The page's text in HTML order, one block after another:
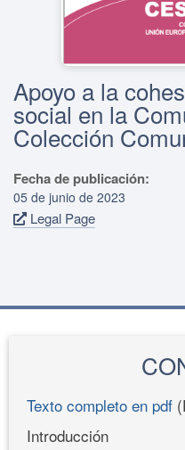
Apoyo a la
social en la
Colección
Fecha de publicación:
05 de junio de 2023
Legal Page
Texto completo en pdf
Introducción